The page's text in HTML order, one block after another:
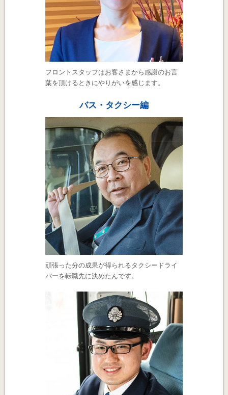
フロントスタッフはお客さまから感謝のお言
葉を頂けるときにやりがいを感じます。
バス・タクシー編
頑張った分の成果が得られるタクシードライ
バーを転職先に決めたんです。